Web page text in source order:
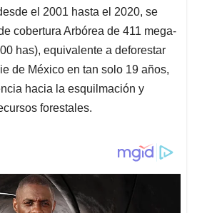
el 2001 hasta el 2020, se
cobertura Arbórea de 411 mega-
has), equivalente a deforestar
de México en tan solo 19 años,
hacia la esquilmación y
forestales.